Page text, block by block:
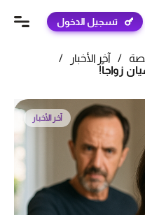
تسجيل الدخول
/ آخر الأخبار
/
زواجاً!
آخر الأخبار